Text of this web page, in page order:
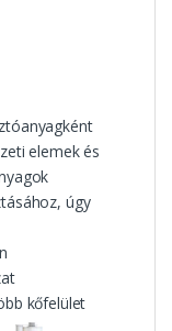
elemek és
úgy
kőfelület